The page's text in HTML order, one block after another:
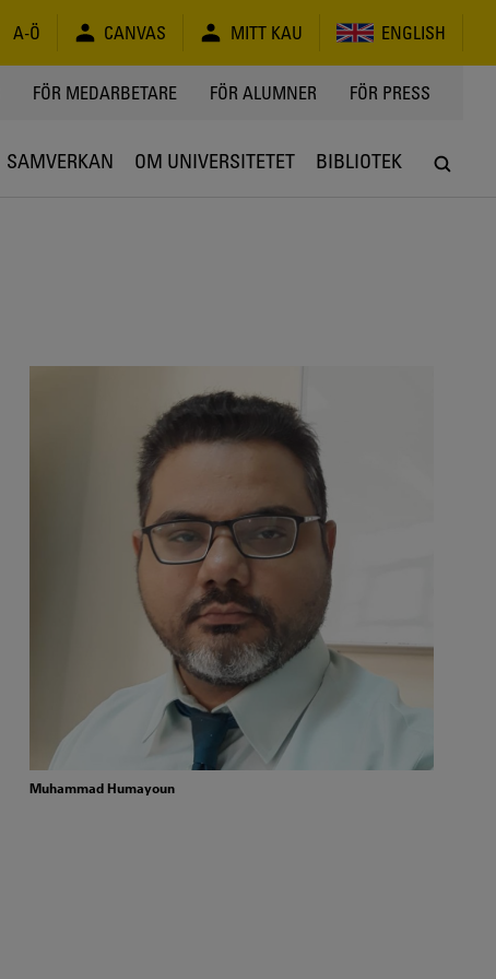
A-Ö CANVAS MITT KAU ENGLISH
FÖR MEDARBETARE FÖR ALUMNER FÖR PRESS
SAMVERKAN OM UNIVERSITETET BIBLIOTEK
Muhammad Humayoun